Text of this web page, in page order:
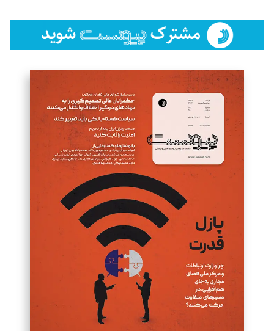
فائزه فتحی رستمی
تحریریه
سروش کرمیان
تحریریه
مینا پاکدل
یسنا امان‌پور
تحریریه
ملینا جعفری
تحریریه